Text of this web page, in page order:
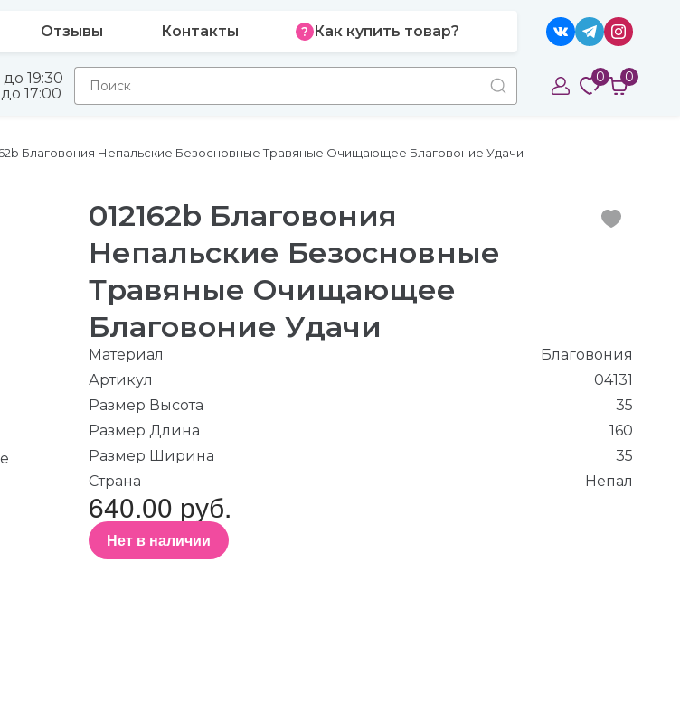
Отзывы Контакты Как купить товар?
19:30
17:00
0 0
Благовония Непальские Безосновные Травяные Очищающее Благовоние Удачи
012162b Благовония
Непальские Безосновные
Травяные Очищающее
Благовоние Удачи
Материал
Благовония
Артикул
04131
Размер Высота
35
Размер Длина
160
Размер Ширина
35
Страна
Непал
640.00 руб.
Нет в наличии